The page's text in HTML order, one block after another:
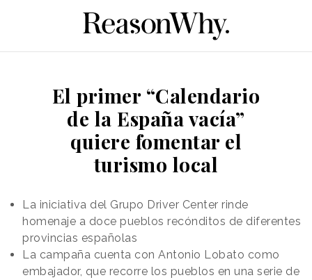
El primer “Calendario
de la España vacía”
quiere fomentar el
turismo local
La iniciativa del Grupo Driver Center rinde
homenaje a doce pueblos recónditos de diferentes
provincias españolas
La campaña cuenta con Antonio Lobato como
embajador, que recorre los pueblos en una serie de